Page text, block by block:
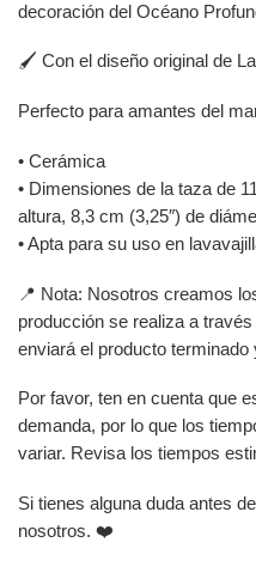
decoración del Océano
🖌️ Con el diseño original de
Perfecto para amantes del
• Cerámica
• Dimensiones de la taza de
altura, 8,3 cm (3,25″) de
• Apta para su uso en
📍 Nota: Nosotros creamos
producción se realiza a
enviará el producto
Por favor, ten en cuenta que
demanda, por lo que los
variar. Revisa los tiempos
Si tienes alguna duda antes
nosotros. ❤️